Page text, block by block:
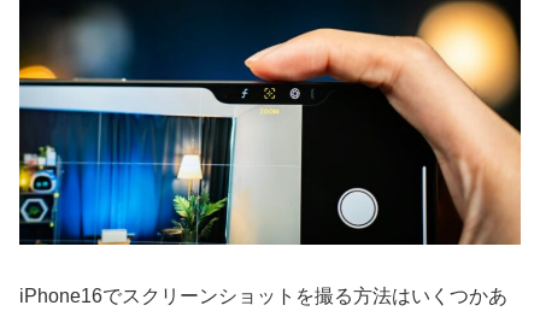
iPhone16でスクリーンショットを撮る方法はいくつかあ